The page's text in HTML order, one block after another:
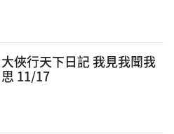
燃料巨頭出售了308塊土地，
佔地170萬英畝。
大俠行天下日記 我見我聞我
思 11/17